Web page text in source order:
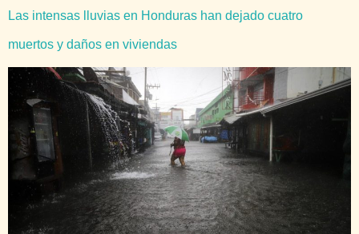
Las intensas lluvias en Honduras han dejado cuatro
muertos y daños en viviendas